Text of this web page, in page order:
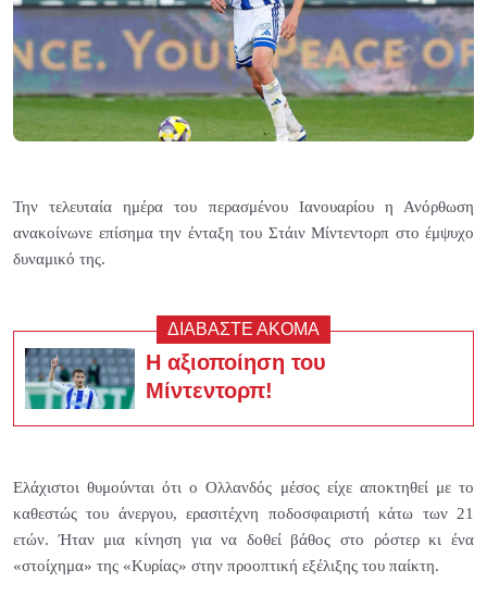
Την τελευταία ημέρα του περασμένου Ιανουαρίου η Ανόρθωση
ανακοίνωνε επίσημα την ένταξη του Στάιν Μίντεντορπ στο έμψυχο
δυναμικό της.
ΔΙΑΒΑΣΤΕ ΑΚΟΜΑ
H αξιοποίηση του
Μίντεντορπ!
Ελάχιστοι θυμούνται ότι ο Ολλανδός μέσος είχε αποκτηθεί με το
καθεστώς του άνεργου, ερασιτέχνη ποδοσφαιριστή κάτω των 21
ετών. Ήταν μια κίνηση για να δοθεί βάθος στο ρόστερ κι ένα
«στοίχημα» της «Κυρίας» στην προοπτική εξέλιξης του παίκτη.